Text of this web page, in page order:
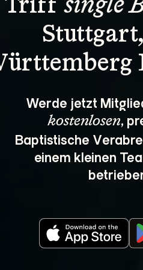
Triff single
Werde jetzt
kostenlosen,
Baptistische
einem kleinen